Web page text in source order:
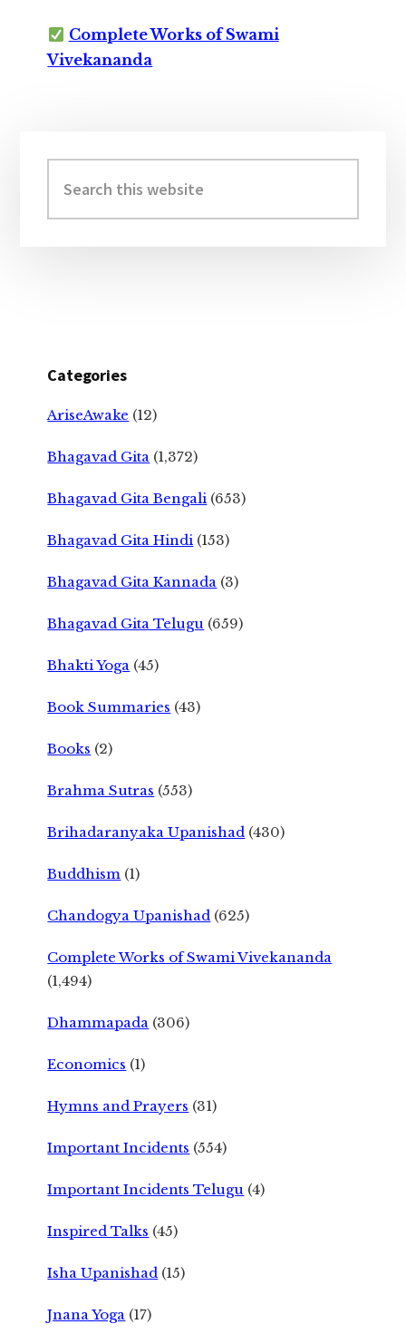
Complete Works of Swami
Vivekananda
Sidebar
this
website
Categories
AriseAwake (12)
Bhagavad Gita (1,372)
Bhagavad Gita Bengali (653)
Bhagavad Gita Hindi (153)
Bhagavad Gita Kannada (3)
Bhagavad Gita Telugu (659)
Bhakti Yoga (45)
Book Summaries (43)
Books (2)
Brahma Sutras (553)
Brihadaranyaka Upanishad (430)
Buddhism (1)
Chandogya Upanishad (625)
Complete Works of Swami Vivekananda
(1,494)
Dhammapada (306)
Economics (1)
Hymns and Prayers (31)
Important Incidents (554)
Important Incidents Telugu (4)
Inspired Talks (45)
Isha Upanishad (15)
Jnana Yoga (17)